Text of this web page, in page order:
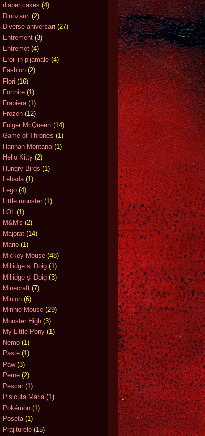
diaper cakes (4)
Dinozauri (2)
Diverse aniversari (27)
Entrement (3)
Entremet (4)
Eroii in pijamale (4)
Fashion (2)
Flori (16)
Fortnite (1)
Frapiera (1)
Frozen (12)
Fulger McQueen (14)
Game of Thrones (1)
Hannah Montana (1)
Hello Kitty (2)
Hungry Birds (1)
Lebada (1)
Lego (4)
Little monster (1)
LOL
(1)
M&M's (2)
Majorat (14)
Mario (1)
Mickey Mouse (48)
Millidge si Doig (1)
Millidge și Doig (3)
Minecraft (7)
Minion (6)
Minnie Mouse (29)
Monster High (3)
My Little Pony (1)
Nemo (1)
Paste (1)
Paw (3)
Perne (2)
Pescar (1)
Pisicuta Maria (1)
Pokémon (1)
Poseta (1)
Prajiturele (15)